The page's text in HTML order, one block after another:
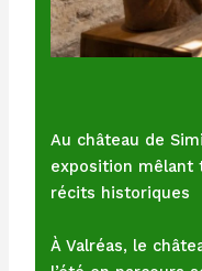
Au château de
exposition mêlant
récits historiques
À Valréas, le